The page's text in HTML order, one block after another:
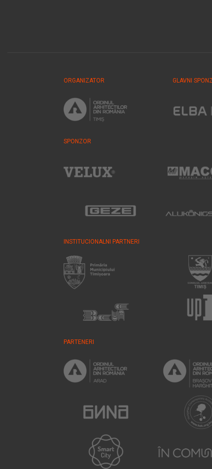
ORGANIZATOR GLAVNI
SPONZOR
INSTITUCIONALNI PARTNERI
PARTENERI